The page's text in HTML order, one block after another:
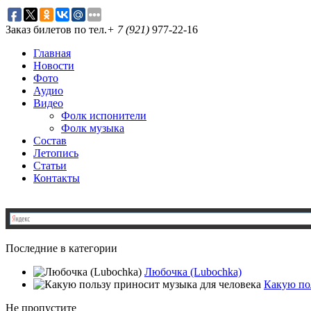
Заказ билетов по тел.+ 7 (921) 977-22-16
Главная
Новости
Фото
Аудио
Видео
Фолк испонители
Фолк музыка
Состав
Летопись
Статьи
Контакты
Последние в категории
Любочка (Lubochka)
Какую
Не пропустите